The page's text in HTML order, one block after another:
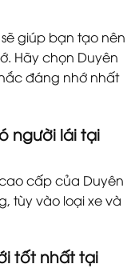
giúp bạn tạo nên
Hãy chọn Duyên
đáng nhớ nhất
người lái tại
cấp của Duyên
tùy vào loại xe và
tốt nhất tại